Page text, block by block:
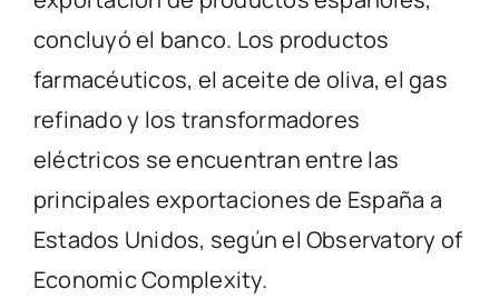
concluyó el banco. Los productos
farmacéuticos, el aceite de oliva, el gas
refinado y los transformadores
eléctricos se encuentran entre las
principales exportaciones de España a
Estados Unidos, según el Observatory of
Economic Complexity.